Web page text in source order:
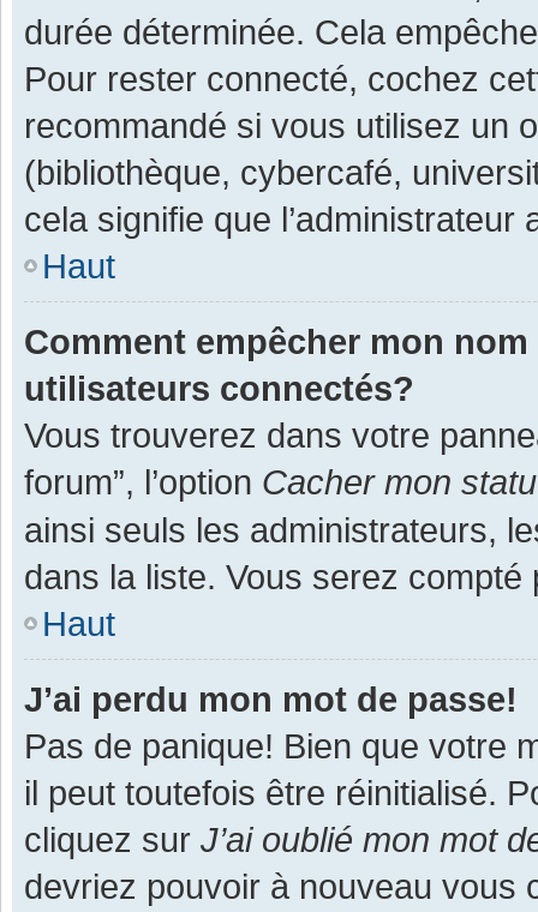
durée déterminée. Cela
Pour rester connecté, cochez
recommandé si vous utilisez un
(bibliothèque, cybercafé,
cela signifie que
Haut
Comment empêcher mon
utilisateurs connectés?
Vous trouverez dans votre
forum”, l’option Cacher mon
ainsi seuls les administrateurs,
dans la liste. Vous serez
Haut
J’ai perdu mon mot de passe!
Pas de panique! Bien que votre
il peut toutefois être réinitialisé.
cliquez sur J’ai oublié mon mot
devriez pouvoir à nouveau vous